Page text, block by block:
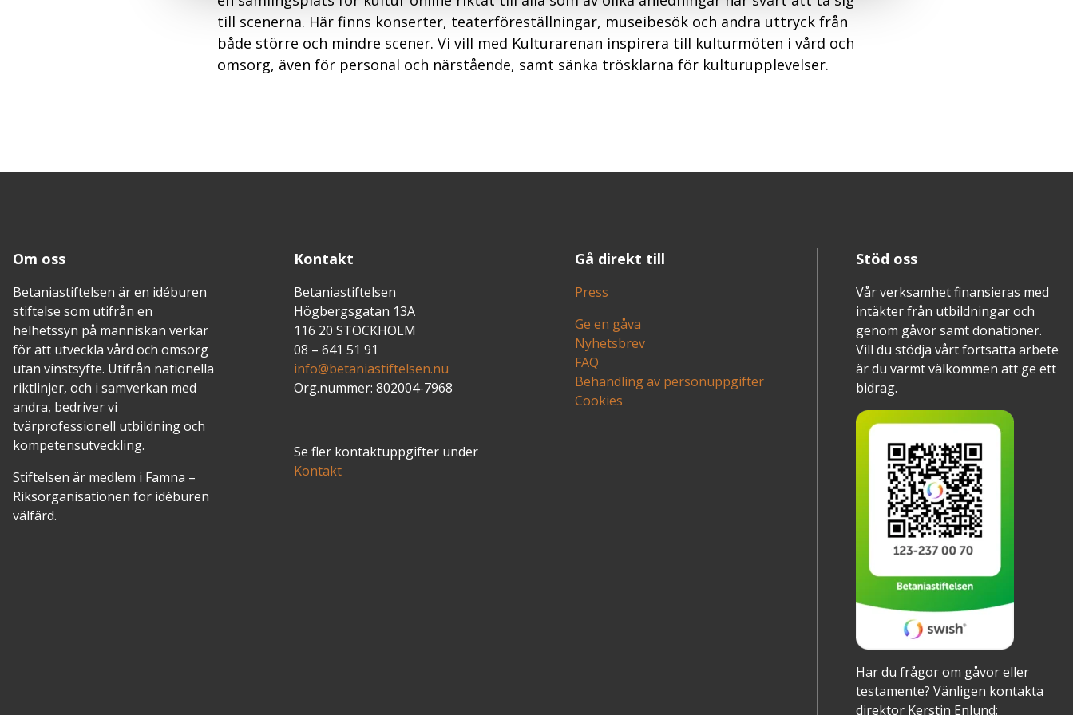
till scenerna. Här finns konserter, teaterföreställningar, museibesök och andra uttryck från
både större och mindre scener. Vi vill med Kulturarenan inspirera till kulturmöten i vård och
omsorg, även för personal och närstående, samt sänka trösklarna för kulturupplevelser.
Om oss
Betaniastiftelsen är en idéburen
stiftelse som utifrån en
helhetssyn på människan verkar
för att utveckla vård och omsorg
utan vinstsyfte. Utifrån nationella
riktlinjer, och i samverkan med
andra, bedriver vi
tvärprofessionell utbildning och
kompetensutveckling.
Stiftelsen är medlem i Famna –
Riksorganisationen för idéburen
välfärd.
Kontakt
Betaniastiftelsen
Högbergsgatan 13A
116 20 STOCKHOLM
08 – 641 51 91
info@betaniastiftelsen.nu
Org.nummer: 802004-7968
Se fler kontaktuppgifter under
Kontakt
Gå direkt till
Press
Ge en gåva
Nyhetsbrev
FAQ
Behandling av personuppgifter
Cookies
Stöd oss
Vår verksamhet finansieras med
intäkter från utbildningar och
genom gåvor samt donationer.
Vill du stödja vårt fortsatta arbete
är du varmt välkommen att ge ett
bidrag.
Har du frågor om gåvor eller
testamente? Vänligen kontakta
direktor Kerstin Enlund: